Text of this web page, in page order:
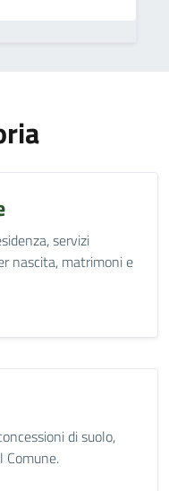
servizi
nascita, matrimoni e
di suolo,
Comune.